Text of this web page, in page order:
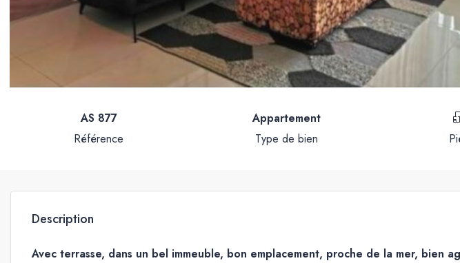
AS 877
Référence
Appartement
Type de bien
Description
Avec terrasse, dans un bel immeuble, bon emplacement, proche de la mer, bien